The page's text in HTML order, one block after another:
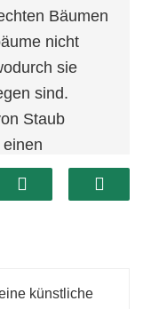
Bäumen
nicht
sie
sind.
Staub
sind so
für
künstliche